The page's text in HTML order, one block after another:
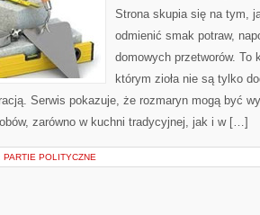
Strona skupia się na tym,
odmienić smak potraw,
domowych przetworów. To
którym zioła nie są tylko
Serwis pokazuje, że rozmaryn mogą być
zarówno w kuchni tradycyjnej, jak i w […]
PARTIE POLITYCZNE